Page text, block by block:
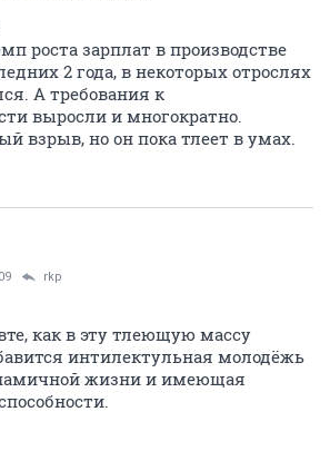
роста зарплат в производстве
2 года, в некоторых отрослях
А требования к
выросли и многократно.
взрыв, но он пока тлеет в умах.
rkp
как в эту тлеющую массу
интилектульная молодёжь
жизни и имеющая